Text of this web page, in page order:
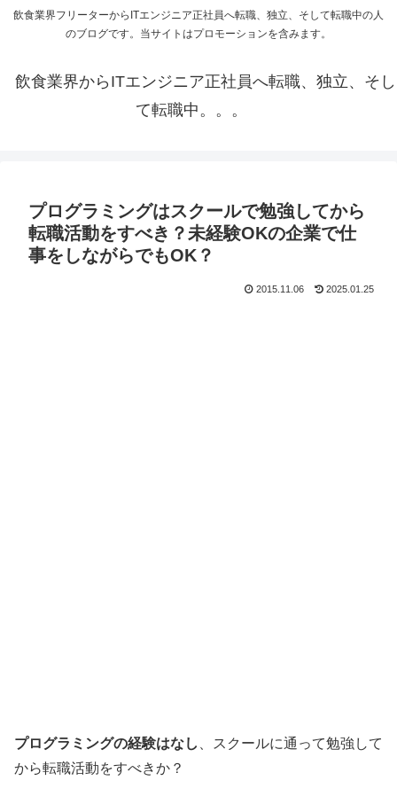
飲食業界フリーターからITエンジニア正社員へ転職、独立、そして転職中の人
のブログです。当サイトはプロモーションを含みます。
飲食業界からITエンジニア正社員へ転職、独立、そし
て転職中。。。
プログラミングはスクールで勉強してから
転職活動をすべき？未経験OKの企業で仕
事をしながらでもOK？
2015.11.06 2025.01.25
プログラミングの経験はなし
、スクールに通って勉強して
から転職活動をすべきか？